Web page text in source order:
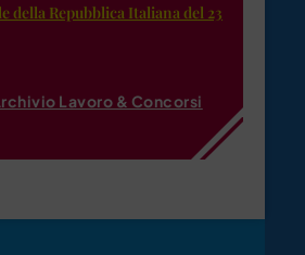
della Repubblica Italiana del 23
Lavoro & Concorsi